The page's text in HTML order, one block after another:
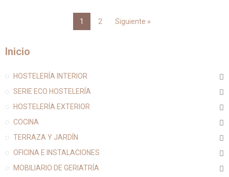
1 2 Siguiente »
Inicio
HOSTELERÍA INTERIOR
SERIE ECO HOSTELERÍA
HOSTELERÍA EXTERIOR
COCINA
TERRAZA Y JARDÍN
OFICINA E INSTALACIONES
MOBILIARIO DE GERIATRÍA